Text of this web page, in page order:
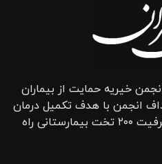
خیریه حمایت از بیماران
انجمن با هدف تکمیل درمان
بیماران مبتلا به سرطان، با ظرفیت ۲۰۰ تخت بیمارستانی راه